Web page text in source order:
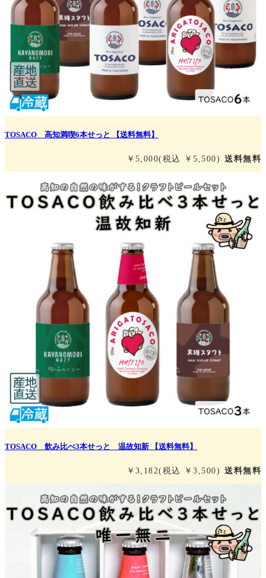
TOSACO 高知満喫6本せっと 【送料無料】
￥5,000(税込 ￥5,500) 送料無料
TOSACO 飲み比べ3本せっと 温故知新 【送料無料】
￥3,182(税込 ￥3,500) 送料無料